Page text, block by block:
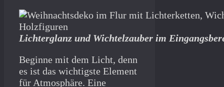
Lichterglanz und Wichtelzauber im
Beginne mit dem Licht, denn
es ist das wichtigste Element
für Atmosphäre. Eine